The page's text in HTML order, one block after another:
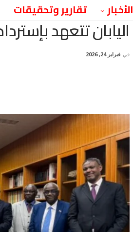
الأخبار تقارير وتحقيقات
اليابان تتعهد
في فبراير 24, 2026